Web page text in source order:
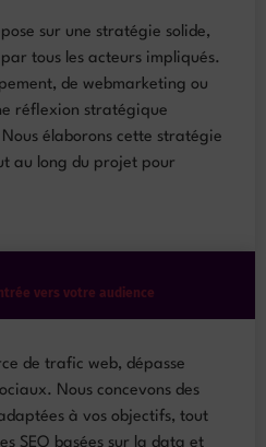
sur une stratégie solide,
tous les acteurs impliqués.
de webmarketing ou
réflexion stratégique
élaborons cette stratégie
au long du projet pour
vers votre audience
de trafic web, dépasse
Nous concevons des
à vos objectifs, tout
SEO basées sur la data et